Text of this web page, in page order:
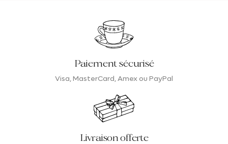
Paiement sécurisé
Visa, MasterCard, Amex ou PayPal
Livraison offerte